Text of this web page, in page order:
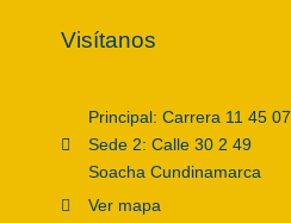
Visítanos
Principal: Carrera 11 45 07
Sede 2: Calle 30 2 49
Soacha Cundinamarca
Ver mapa